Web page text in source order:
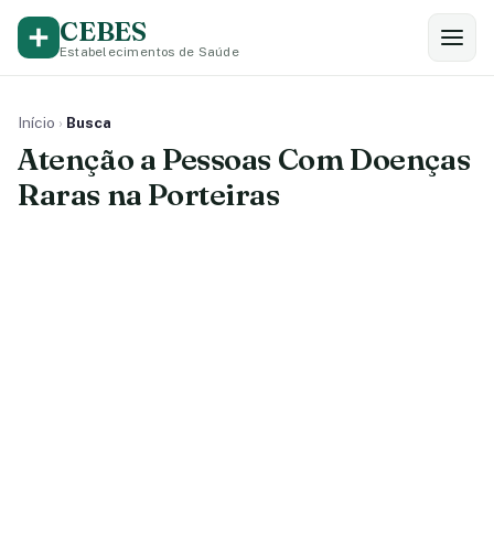
CEBES
Estabelecimentos de Saúde
Início › Busca
Atenção a Pessoas Com Doenças
Raras na Porteiras